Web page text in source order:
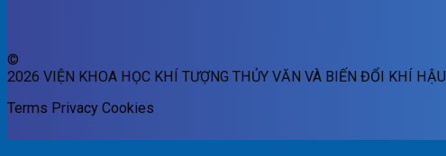
©
2026 VIỆN KHOA HỌC KHÍ TƯỢNG THỦY VĂN VÀ BIẾN ĐỔI KHÍ HẬU
Terms Privacy Cookies